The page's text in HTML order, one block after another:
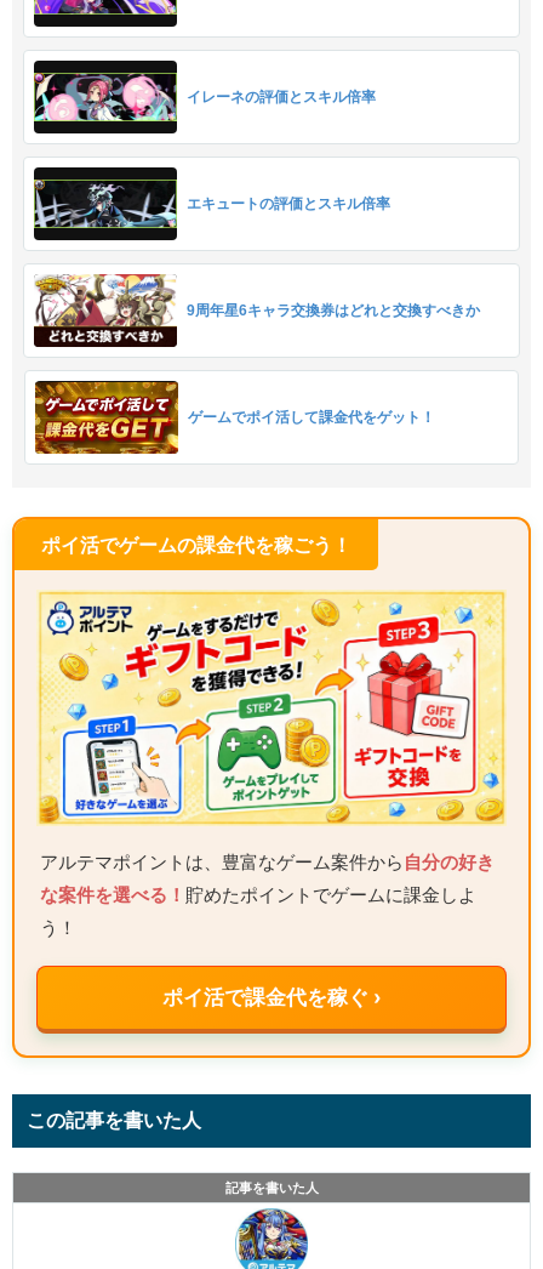
イレーネの評価とスキル倍率
エキュートの評価とスキル倍率
9周年星6キャラ交換券はどれと交換すべきか
ゲームでポイ活して課金代をゲット！
ポイ活でゲームの課金代を稼ごう！
アルテマポイントは、豊富なゲーム案件から 自分の好き
な案件を選べる！ 貯めたポイントでゲームに課金しよ
う！
ポイ活で課金代を稼ぐ ›
この記事を書いた人
記事を書いた人